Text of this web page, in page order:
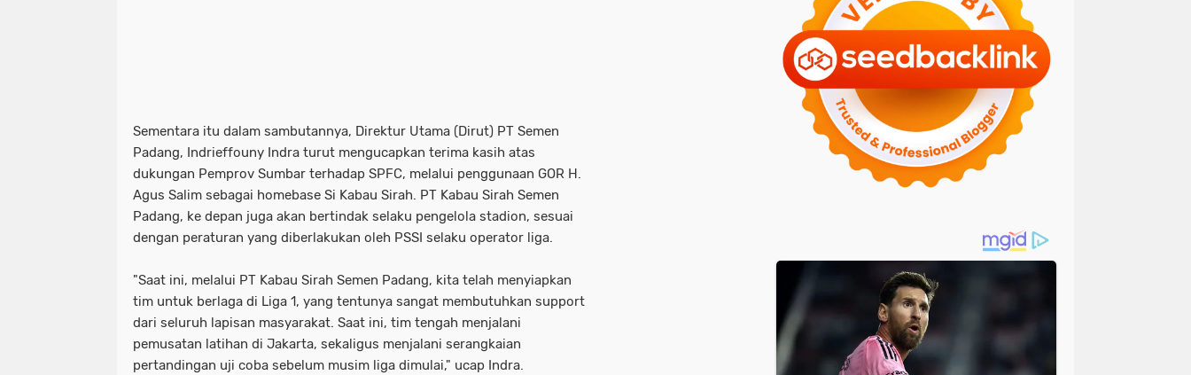
Sementara itu dalam sambutannya, Direktur Utama (Dirut) PT Semen
Padang, Indrieffouny Indra turut mengucapkan terima kasih atas
dukungan Pemprov Sumbar terhadap SPFC, melalui penggunaan GOR H.
Agus Salim sebagai homebase Si Kabau Sirah. PT Kabau Sirah Semen
Padang, ke depan juga akan bertindak selaku pengelola stadion, sesuai
dengan peraturan yang diberlakukan oleh PSSI selaku operator liga.
"Saat ini, melalui PT Kabau Sirah Semen Padang, kita telah menyiapkan
tim untuk berlaga di Liga 1, yang tentunya sangat membutuhkan support
dari seluruh lapisan masyarakat. Saat ini, tim tengah menjalani
pemusatan latihan di Jakarta, sekaligus menjalani serangkaian
pertandingan uji coba sebelum musim liga dimulai," ucap Indra.